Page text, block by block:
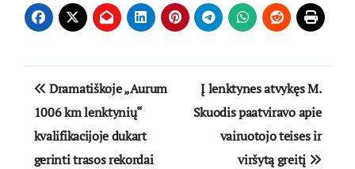
Navigacija
tarp
įrašų
Dramatiškoje „Aurum
1006 km lenktynių“
kvalifikacijoje dukart
gerinti trasos rekordai
Į lenktynes atvykęs M.
Skuodis paatviravo apie
vairuotojo teises ir
viršytą greitį